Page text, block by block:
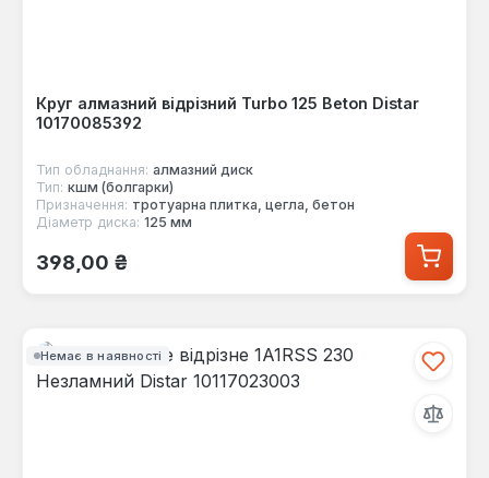
Круг алмазний відрізний Turbo 125 Beton Distar
10170085392
Тип обладнання: алмазний диск
Тип: кшм (болгарки)
Призначення: тротуарна плитка, цегла, бетон
Діаметр диска: 125 мм
Звичайна ціна:
398,00 ₴
Немає в наявності